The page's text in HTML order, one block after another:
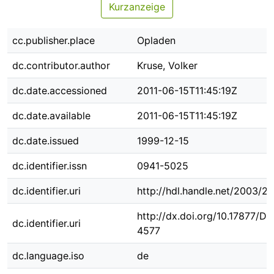
Kurzanzeige
cc.publisher.place Opladen
dc.contributor.author Kruse, Volker
dc.date.accessioned 2011-06-15T11:45:19Z
dc.date.available 2011-06-15T11:45:19Z
dc.date.issued 1999-12-15
dc.identifier.issn 0941-5025
dc.identifier.uri http://hdl.handle.net/2003/
dc.identifier.uri
http://dx.doi.org/10.17877/
4577
dc.language.iso de